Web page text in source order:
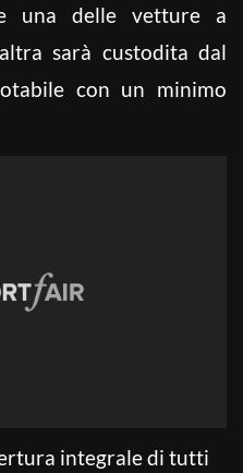
una delle vetture a
sarà custodita dal
con un minimo
integrale di tutti